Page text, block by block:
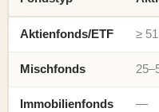
Aktienfonds/ETF ≥
Mischfonds
Immobilienfonds —